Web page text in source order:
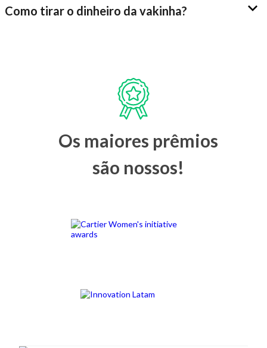
Como tirar o dinheiro da vakinha?
Os maiores prêmios
são nossos!